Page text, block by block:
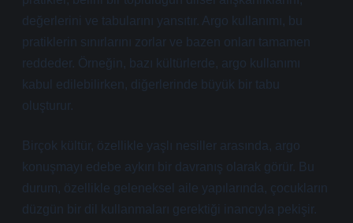
değerlerini ve tabularını yansıtır. Argo kullanımı, bu
pratiklerin sınırlarını zorlar ve bazen onları tamamen
reddeder. Örneğin, bazı kültürlerde, argo kullanımı
kabul edilebilirken, diğerlerinde büyük bir tabu
oluşturur.
Birçok kültür, özellikle yaşlı nesiller arasında, argo
konuşmayı edebe aykırı bir davranış olarak görür. Bu
durum, özellikle geleneksel aile yapılarında, çocukların
düzgün bir dil kullanmaları gerektiği inancıyla pekişir.